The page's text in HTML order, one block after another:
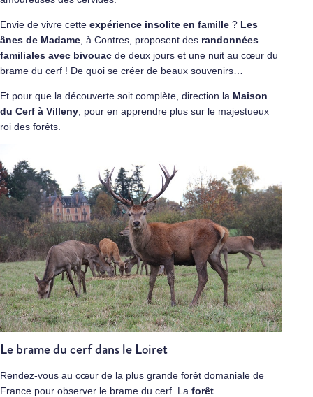
Envie de vivre cette expérience insolite en famille ? Les
ânes de Madame , à Contres, proposent des randonnées
familiales avec bivouac de deux jours et une nuit au cœur du
brame du cerf ! De quoi se créer de beaux souvenirs…
Et pour que la découverte soit complète, direction la Maison
du Cerf à Villeny , pour en apprendre plus sur le majestueux
roi des forêts.
Le brame du cerf dans le Loiret
Rendez-vous au cœur de la plus grande forêt domaniale de
France pour observer le brame du cerf. La forêt